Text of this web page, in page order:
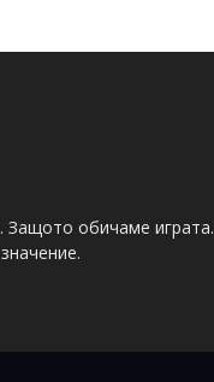
Защото обичаме играта.